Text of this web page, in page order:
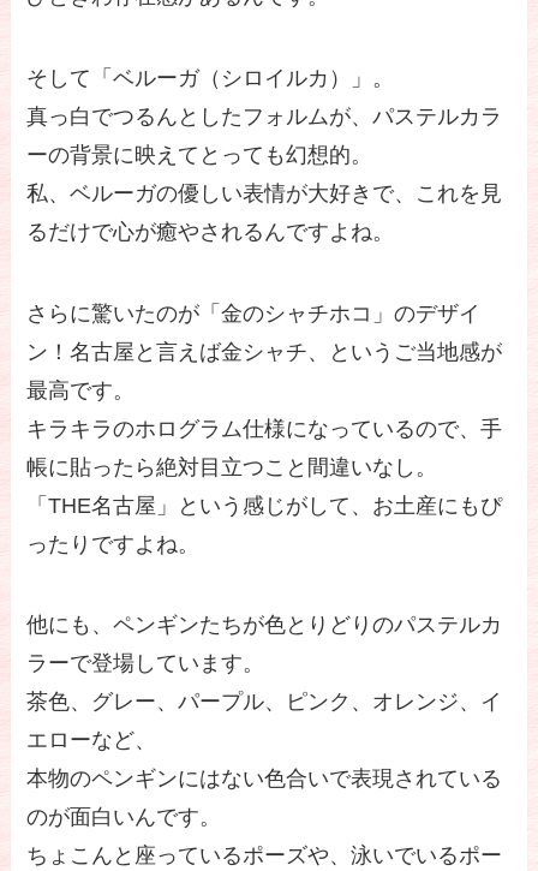
そして「ベルーガ（シロイルカ）」。
真っ白でつるんとしたフォルムが、パステルカラ
ーの背景に映えてとっても幻想的。
私、ベルーガの優しい表情が大好きで、これを見
るだけで心が癒やされるんですよね。
さらに驚いたのが「金のシャチホコ」のデザイ
ン！名古屋と言えば金シャチ、というご当地感が
最高です。
キラキラのホログラム仕様になっているので、手
帳に貼ったら絶対目立つこと間違いなし。
「THE名古屋」という感じがして、お土産にもぴ
ったりですよね。
他にも、ペンギンたちが色とりどりのパステルカ
ラーで登場しています。
茶色、グレー、パープル、ピンク、オレンジ、イ
エローなど、
本物のペンギンにはない色合いで表現されている
のが面白いんです。
ちょこんと座っているポーズや、泳いでいるポー